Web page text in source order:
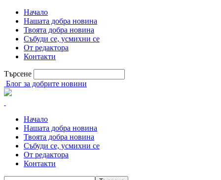
Начало
Нашата добра новина
Твоята добра новина
Събуди се, усмихни се
От редактора
Контакти
Търсене
Блог за добрите новини
Начало
Нашата добра новина
Твоята добра новина
Събуди се, усмихни се
От редактора
Контакти